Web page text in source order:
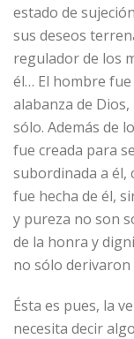
estado de
sus deseos
regulador de los
él… El hombre
alabanza de
sólo. Además de
fue creada para
subordinada a él,
fue hecha de él,
y pureza no son
de la honra y
no sólo derivaron
Ésta es pues, la
necesita decir